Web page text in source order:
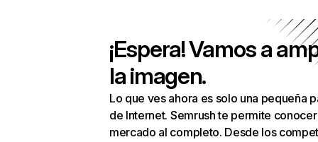
¡Espera! Vamos a
la imagen.
Lo que ves ahora es solo una pequeña
de Internet. Semrush te permite
mercado al completo. Desde los